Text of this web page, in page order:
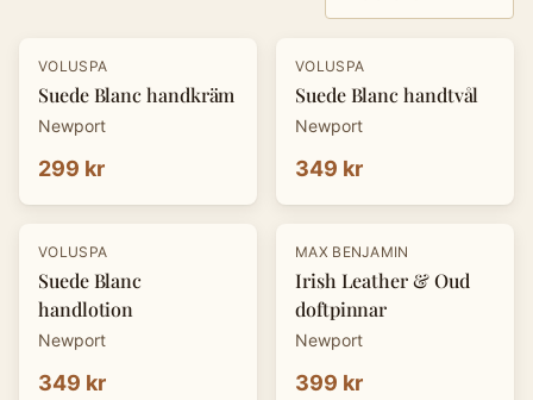
VOLUSPA
Suede Blanc handkräm
Newport
299 kr
VOLUSPA
Suede Blanc handtvål
Newport
349 kr
VOLUSPA
Suede Blanc
handlotion
Newport
349 kr
MAX BENJAMIN
Irish Leather & Oud
doftpinnar
Newport
399 kr